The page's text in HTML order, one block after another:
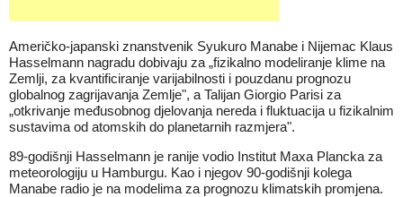
Američko-japanski znanstvenik Syukuro Manabe i Nijemac Klaus
Hasselmann nagradu dobivaju za „fizikalno modeliranje klime na
Zemlji, za kvantificiranje varijabilnosti i pouzdanu prognozu
globalnog zagrijavanja Zemlje", a Talijan Giorgio Parisi za
„otkrivanje međusobnog djelovanja nereda i fluktuacija u fizikalnim
sustavima od atomskih do planetarnih razmjera".
89-godišnji Hasselmann je ranije vodio Institut Maxa Plancka za
meteorologiju u Hamburgu. Kao i njegov 90-godišnji kolega
Manabe radio je na modelima za prognozu klimatskih promjena.